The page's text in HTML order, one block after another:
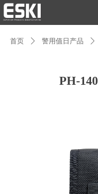
首页 ꄲ 警用值日产品 ꄲ
PH-